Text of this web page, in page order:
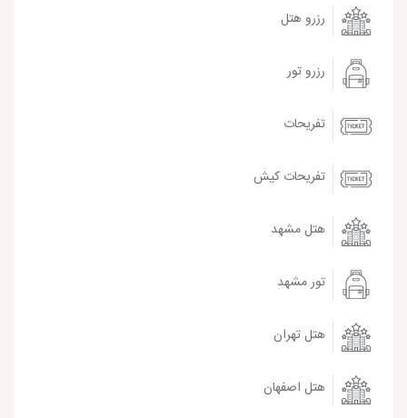
رزرو هتل
رزرو تور
تفریحات
تفریحات کیش
هتل مشهد
تور مشهد
هتل تهران
هتل اصفهان